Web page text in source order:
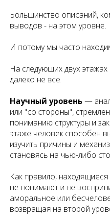
Большинство описаний,
выводов - на этом уровне.
И потому мы часто
На следующих двух
далеко не все.
Научный уровень —
или "со стороны",
пониманию структуры и
этаже человек способен
изучить причины и
становясь на чью-либо
Как правило,
не понимают и не
аморальное или
возвращая на второй